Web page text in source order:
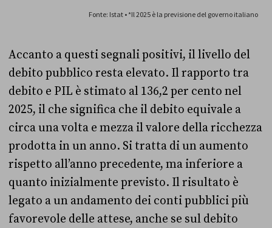
Accanto a questi segnali positivi, il livello del
debito pubblico resta elevato. Il rapporto tra
debito e PIL è stimato al 136,2 per cento nel
2025, il che significa che il debito equivale a
circa una volta e mezza il valore della ricchezza
prodotta in un anno. Si tratta di un aumento
rispetto all’anno precedente, ma inferiore a
quanto inizialmente previsto. Il risultato è
legato a un andamento dei conti pubblici più
favorevole delle attese, anche se sul debito